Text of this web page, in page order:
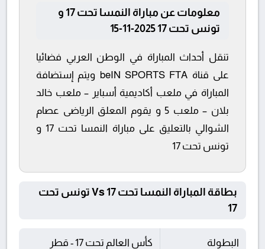
معلومات عن مباراة النمسا تحت 17 و
تونس تحت 17 2025-11-15
تنقل أحداث المباراة في الوطن العربي فضائيا
على قناة beIN SPORTS FTA ويتم إستضافة
المباراة في ملعب أكاديمية أسباير – ملعب خالد
بلان – ملعب 5 و يقوم المعلق الرياضى عصام
الشوالي بالتعليق على مباراة النمسا تحت 17 و
تونس تحت 17
بطاقة المباراة النمسا تحت 17 Vs تونس تحت
17
البطولة كأس العالم تحت 17 - قطر